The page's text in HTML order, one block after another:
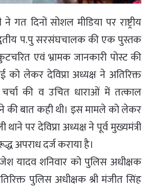
गत दिनों सोशल मीडिया पर राष्ट्रीय
प.पु सरसंघचालक की एक पुस्तक
एवं भ्रामक जानकारी पोस्ट की
को लेकर देविप्रा अध्यक्ष ने अतिरिक्त
की व उचित धाराओं में तत्काल
की बात कही थी। इस मामले को लेकर
पर देविप्रा अध्यक्ष ने पूर्व मुख्यमंत्री
अपराध दर्ज कराया है।
यादव शनिवार को पुलिस अधीक्षक
पुलिस अधीक्षक श्री मंजीत सिंह